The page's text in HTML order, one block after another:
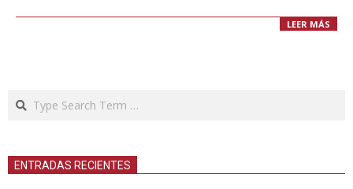
LEER MÁS
Search
ENTRADAS RECIENTES